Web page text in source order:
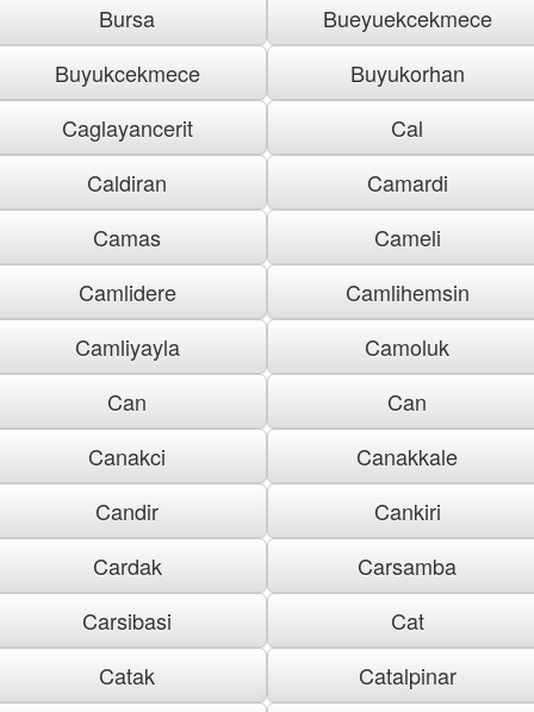
Bursa
Bueyuekcekmece
Buyukcekmece
Buyukorhan
Caglayancerit
Cal
Caldiran
Camardi
Camas
Cameli
Camlidere
Camlihemsin
Camliyayla
Camoluk
Can
Can
Canakci
Canakkale
Candir
Cankiri
Cardak
Carsamba
Carsibasi
Cat
Catak
Catalpinar